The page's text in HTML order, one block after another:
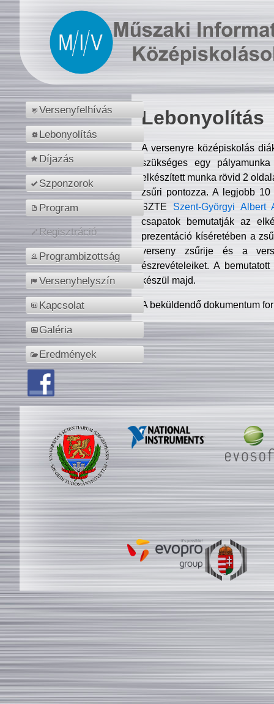
Versenyfelhívás
Lebonyolítás
Díjazás
Szponzorok
Program
Regisztráció
Programbizottság
Versenyhelyszín
Kapcsolat
Galéria
Eredmények
Lebonyolítás
A versenyre középiskolás
szükséges egy
elkészített munka rövid 2
zsűri pontozza. A legjobb
SZTE Szent-Györgyi Albert
csapatok bemutatják az
prezentáció kíséretében a
verseny zsűrije és a
észrevételeiket. A
készül majd.
A beküldendő dokumentum